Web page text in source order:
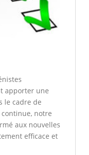
apporter une
le cadre de
notre
aux nouvelles
efficace et